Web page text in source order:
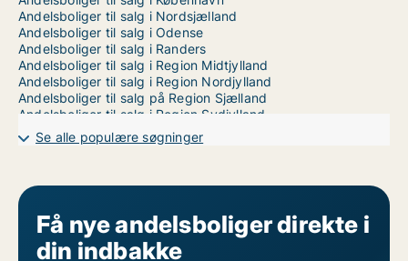
Andelsboliger til salg i Nordsjælland
Andelsboliger til salg i Odense
Andelsboliger til salg i Randers
Andelsboliger til salg i Region Midtjylland
Andelsboliger til salg i Region Nordjylland
Andelsboliger til salg på Region Sjælland
Andelsboliger til salg i Region Sydjylland
Andelsboliger til salg i Storkøbenhavn
Andelsboliger til salg i Trekantsområdet
Andelsboliger til salg i Århus
Se alle populære søgninger
Få nye andelsboliger direkte i
din indbakke